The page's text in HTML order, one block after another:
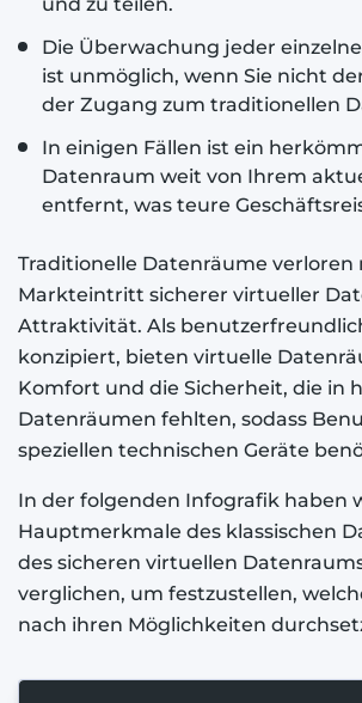
Die Überwachung jeder
ist unmöglich, wenn Sie nicht
der Zugang zum traditionellen
In einigen Fällen ist ein
Datenraum weit von Ihrem
entfernt, was teure
Traditionelle Datenräume verloren
Markteintritt sicherer virtueller
Attraktivität. Als
konzipiert, bieten virtuelle
Komfort und die Sicherheit, die in
Datenräumen fehlten, sodass
speziellen technischen Geräte
In der folgenden Infografik haben
Hauptmerkmale des klassischen
des sicheren virtuellen
verglichen, um festzustellen,
nach ihren Möglichkeiten